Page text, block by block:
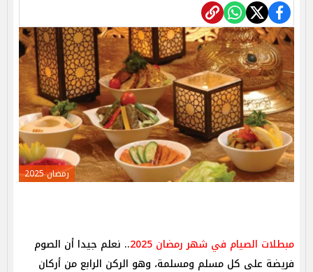
رمضان 2025
مبطلات الصيام في شهر رمضان 2025
.. نعلم جيدا أن الصوم
فريضة على كل مسلم ومسلمة، وهو الركن الرابع من أركان